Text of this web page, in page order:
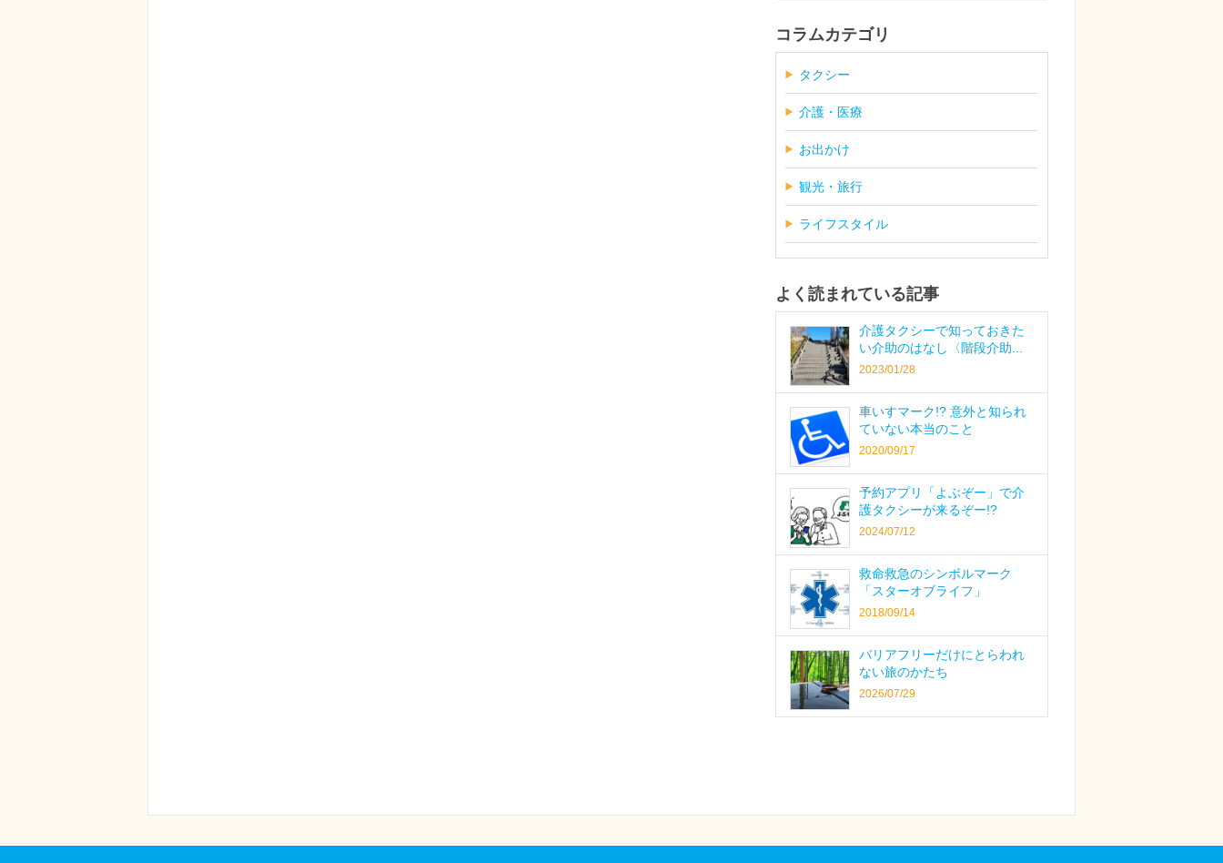
コラムカテゴリ
タクシー
介護・医療
お出かけ
観光・旅行
ライフスタイル
よく読まれている記事
介護タクシーで知っておきた
い介助のはなし〈階段介助...
2023/01/28
車いすマーク!? 意外と知られ
ていない本当のこと
2020/09/17
予約アプリ「よぶぞー」で介
護タクシーが来るぞー!?
2024/07/12
救命救急のシンボルマーク
「スターオブライフ」
2018/09/14
バリアフリーだけにとらわれ
ない旅のかたち
2026/07/29